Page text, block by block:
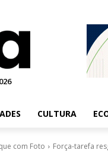
CULTURA
com Foto Força-tarefa